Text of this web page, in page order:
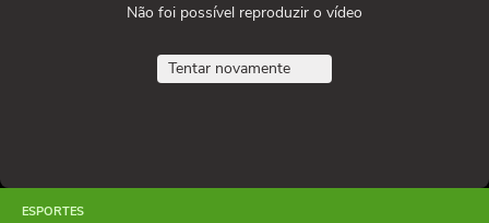
Não foi possível reproduzir o vídeo
Tentar novamente
ESPORTES